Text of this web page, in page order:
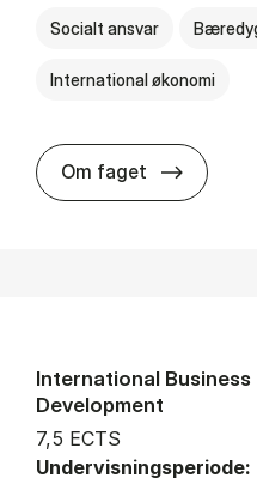
Socialt ansvar
International økonomi
Om faget about
International Business
Development
7,5 ECTS
Undervisningsperiode: